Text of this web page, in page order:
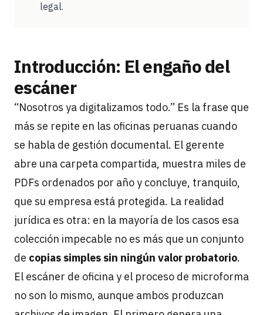
legal.
Introducción: El engaño del
escáner
“Nosotros ya digitalizamos todo.” Es la frase que
más se repite en las oficinas peruanas cuando
se habla de gestión documental. El gerente
abre una carpeta compartida, muestra miles de
PDFs ordenados por año y concluye, tranquilo,
que su empresa está protegida. La realidad
jurídica es otra: en la mayoría de los casos esa
colección impecable no es más que un conjunto
de copias simples sin ningún valor probatorio.
El escáner de oficina y el proceso de microforma
no son lo mismo, aunque ambos produzcan